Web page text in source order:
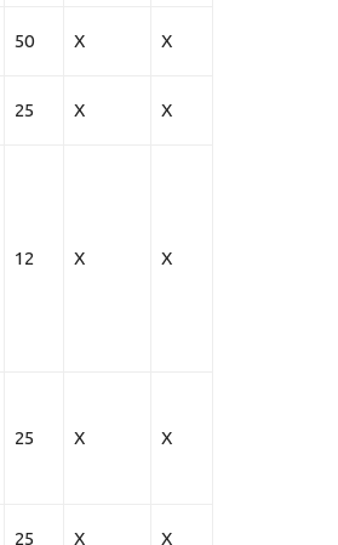
50 Χ Χ
25 Χ Χ
12 Χ Χ
25 Χ Χ
25 Χ Χ